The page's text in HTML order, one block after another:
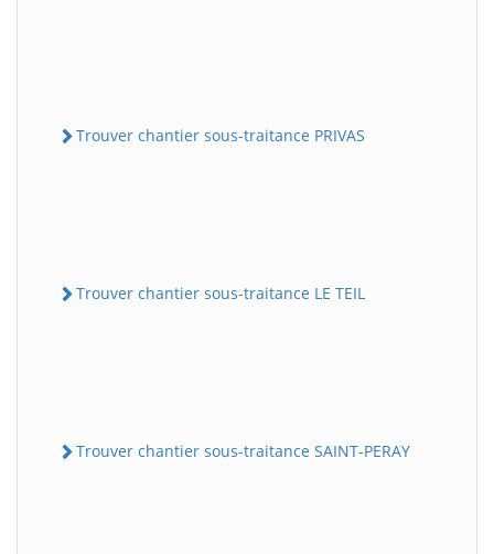
Trouver chantier sous-traitance PRIVAS
Trouver chantier sous-traitance LE TEIL
Trouver chantier sous-traitance SAINT-PERAY